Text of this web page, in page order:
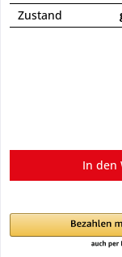
Zustand
In den